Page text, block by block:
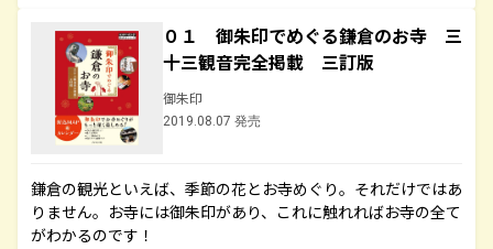
０１ 御朱印でめぐる鎌倉のお寺 三
十三観音完全掲載 三訂版
御朱印
2019.08.07 発売
鎌倉の観光といえば、季節の花とお寺めぐり。それだけではあ
りません。お寺には御朱印があり、これに触れればお寺の全て
がわかるのです！